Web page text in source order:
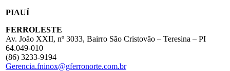
PIAUÍ
FERROLESTE
Av. João XXII, nº 3033, Bairro São Cristovão – Teresina – PI
64.049-010
(86) 3233-9194
Gerencia.fninox@gferronorte.com.br